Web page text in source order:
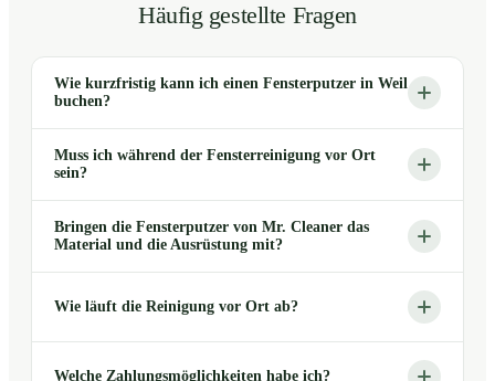
Häufig gestellte Fragen
Wie kurzfristig kann ich einen Fensterputzer in Weil
buchen?
Muss ich während der Fensterreinigung vor Ort
sein?
Bringen die Fensterputzer von Mr. Cleaner das
Material und die Ausrüstung mit?
Wie läuft die Reinigung vor Ort ab?
Welche Zahlungsmöglichkeiten habe ich?